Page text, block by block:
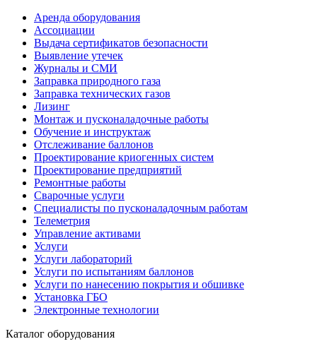
Аренда оборудования
Ассоциации
Выдача сертификатов безопасности
Выявление утечек
Журналы и СМИ
Заправка природного газа
Заправка технических газов
Лизинг
Монтаж и пусконаладочные работы
Обучение и инструктаж
Отслеживание баллонов
Проектирование криогенных систем
Проектирование предприятий
Ремонтные работы
Сварочные услуги
Специалисты по пусконаладочным работам
Телеметрия
Управление активами
Услуги
Услуги лабораторий
Услуги по испытаниям баллонов
Услуги по нанесению покрытия и обшивке
Установка ГБО
Электронные технологии
Каталог оборудования